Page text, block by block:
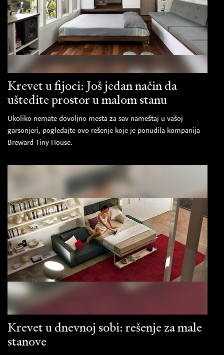
Krevet u fijoci: Još jedan način da
uštedite prostor u malom stanu
Ukoliko nemate dovoljno mesta za sav nameštaj u vašoj
garsonjeri, pogledajte ovo rešenje koje je ponudila kompanija
Breward Tiny House.
Krevet u dnevnoj sobi: rešenje za male
stanove